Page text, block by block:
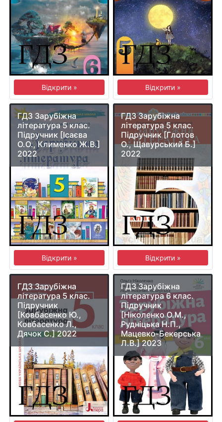
Відкрити » Відкрити »
ГДЗ Зарубіжна
література 5 клас.
Підручник [Ісаєва
О.О., Клименко Ж.В.]
2022
Відкрити »
ГДЗ Зарубіжна
література 5 клас.
Підручник [Глотов
О., Щавурський Б.]
2022
Відкрити »
ГДЗ Зарубіжна
література 5 клас.
Підручник
[Ковбасенко Ю.,
Ковбасенко Л.,
Дячок С.] 2022
ГДЗ Зарубіжна
література 6 клас.
Підручник
[Ніколенко О.М.,
Рудніцька Н.П.,
Мацевко-Бекерська
Л.В.] 2023